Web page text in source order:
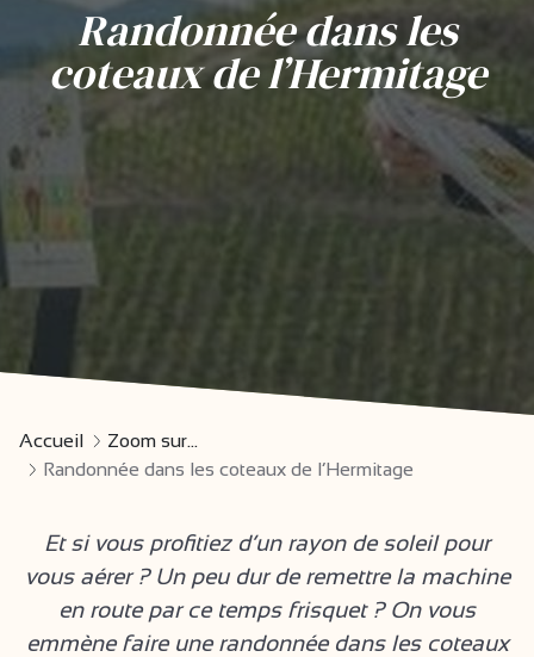
Randonnée dans les
coteaux de l’Hermitage
Accueil
Zoom sur...
Randonnée dans les coteaux de l’Hermitage
Et si vous profitiez d’un rayon de soleil pour
vous aérer ? Un peu dur de remettre la machine
en route par ce temps frisquet ? On vous
emmène faire une randonnée dans les coteaux